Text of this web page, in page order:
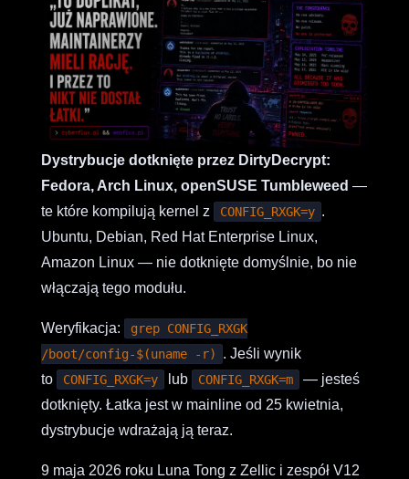
Dystrybucje dotknięte przez DirtyDecrypt:
Fedora, Arch Linux, openSUSE Tumbleweed —
te które kompilują kernel z
CONFIG_RXGK=y .
Ubuntu, Debian, Red Hat Enterprise Linux,
Amazon Linux — nie dotknięte domyślnie, bo nie
włączają tego modułu.
Weryfikacja:
grep CONFIG_RXGK
/boot/config-$(uname -r)
. Jeśli wynik
to
CONFIG_RXGK=y lub CONFIG_RXGK=m
— jesteś
dotknięty. Łatka jest w mainline od 25 kwietnia,
dystrybucje wdrażają ją teraz.
9 maja 2026 roku Luna Tong z Zellic i zespół V12